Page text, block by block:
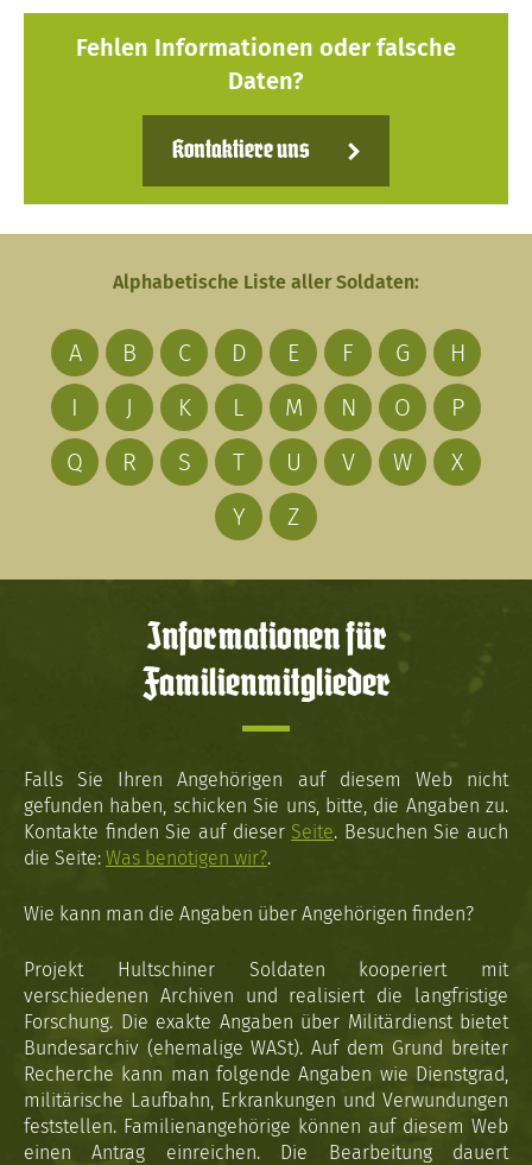
Fehlen Informationen oder falsche
Daten?
Kontaktiere uns
Alphabetische Liste aller Soldaten:
A B C D E F G
H
I
J K L M N O
P
Q
R S T U V W
X
Y
Z
Informationen für
Familienmitglieder
Falls Sie Ihren Angehörigen auf diesem Web nicht
gefunden haben, schicken Sie uns, bitte, die Angaben zu.
Kontakte finden Sie auf dieser Seite. Besuchen Sie auch
die Seite: Was benötigen wir?.
Wie kann man die Angaben über Angehörigen finden?
Projekt Hultschiner Soldaten kooperiert mit
verschiedenen Archiven und realisiert die langfristige
Forschung. Die exakte Angaben über Militärdienst bietet
Bundesarchiv (ehemalige WASt). Auf dem Grund breiter
Recherche kann man folgende Angaben wie Dienstgrad,
militärische Laufbahn, Erkrankungen und Verwundungen
feststellen. Familienangehörige können auf diesem Web
einen Antrag einreichen. Die Bearbeitung dauert